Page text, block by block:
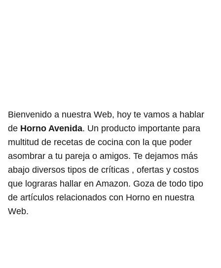
Bienvenido a nuestra Web, hoy te vamos a hablar
de Horno Avenida. Un producto importante para
multitud de recetas de cocina con la que poder
asombrar a tu pareja o amigos. Te dejamos más
abajo diversos tipos de críticas , ofertas y costos
que lograras hallar en Amazon. Goza de todo tipo
de artículos relacionados con Horno en nuestra
Web.